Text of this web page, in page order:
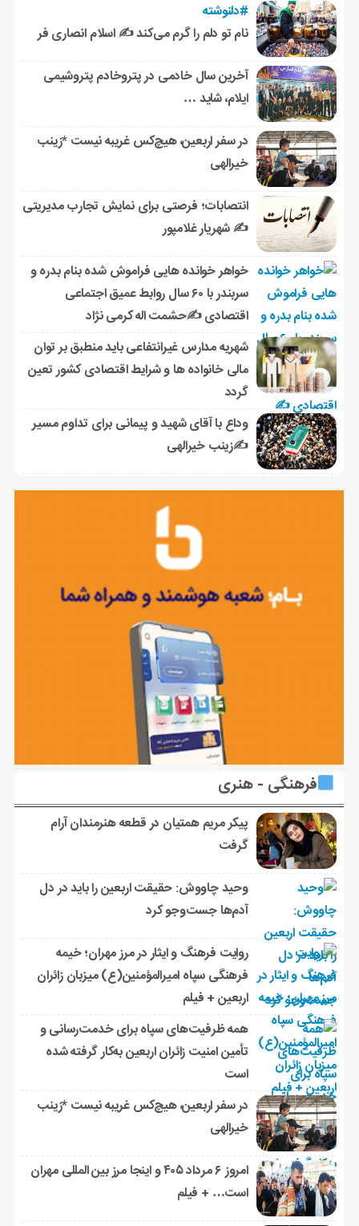
#دلنوشته
نام تو دلم را گرم می‌کند ✍️ اسلام انصاری فر
آخرین سال خادمی در پتروخادم پتروشیمی
ایلام، شاید …
در سفر اربعین، هیچ‌کس غریبه نیست *زینب
خیرالهی
انتصابات؛ فرصتی برای نمایش تجارب مدیریتی
✍ شهریار غلامپور
خواهر خوانده هایی فراموش شده بنام بدره و
سربندر با ۶۰ سال روابط عمیق اجتماعی
اقتصادی ✍حشمت اله کرمی نژاد
شهریه مدارس غیرانتفاعی باید منطبق بر توان
مالی خانواده ها و شرایط اقتصادی کشور تعین
گردد
وداع با آقای شهید و پیمانی برای تداوم مسیر
✍زینب خیرالهی
فرهنگی - هنری
پیکر مریم همتیان در قطعه هنرمندان آرام
گرفت
وحید چاووش: حقیقت اربعین را باید در دل
آدم‌ها جست‌وجو کرد
روایت فرهنگ و ایثار در مرز مهران؛ خیمه
فرهنگی سپاه امیرالمؤمنین(ع) میزبان زائران
اربعین + فیلم
همه ظرفیت‌های سپاه برای خدمت‌رسانی و
تأمین امنیت زائران اربعین به‌کار گرفته شده
است
در سفر اربعین، هیچ‌کس غریبه نیست *زینب
خیرالهی
امروز ۶ مرداد ۴۰۵ و اینجا مرز بین المللی مهران
است… + فیلم